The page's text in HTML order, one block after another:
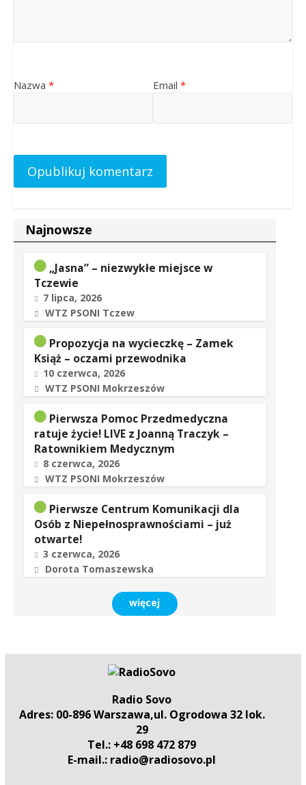
Nazwa * Email *
Najnowsze
„Jasna” – niezwykłe miejsce w
Tczewie
7 lipca, 2026
WTZ PSONI Tczew
Propozycja na wycieczkę – Zamek
Książ – oczami przewodnika
10 czerwca, 2026
WTZ PSONI Mokrzeszów
Pierwsza Pomoc Przedmedyczna
ratuje życie! LIVE z Joanną Traczyk –
Ratownikiem Medycznym
8 czerwca, 2026
WTZ PSONI Mokrzeszów
Pierwsze Centrum Komunikacji dla
Osób z Niepełnosprawnościami – już
otwarte!
3 czerwca, 2026
Dorota Tomaszewska
więcej
Radio Sovo
Adres: 00-896 Warszawa,ul. Ogrodowa 32 lok.
29
Tel.: +48 698 472 879
E-mail.: radio@radiosovo.pl